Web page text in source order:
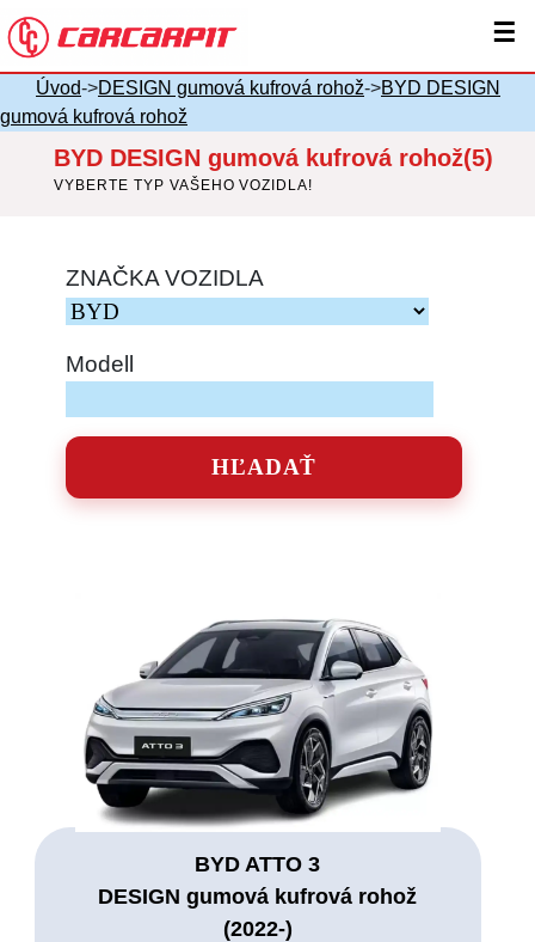
☰
Úvod->DESIGN gumová kufrová rohož->BYD DESIGN
gumová kufrová rohož
BYD DESIGN gumová kufrová rohož(5)
VYBERTE TYP VAŠEHO VOZIDLA!
ZNAČKA VOZIDLA
Modell
HĽADAŤ
BYD ATTO 3
DESIGN gumová kufrová rohož
(2022-)